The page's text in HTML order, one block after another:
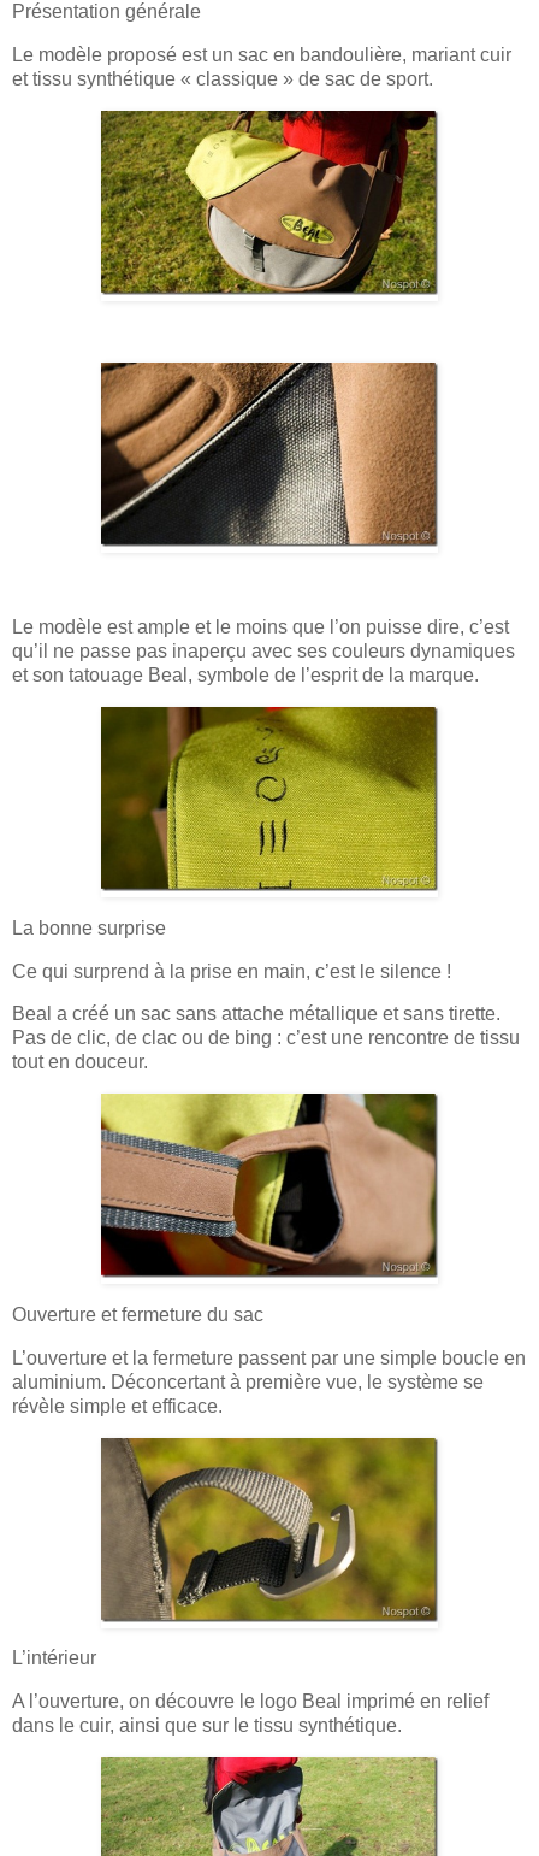
Présentation générale
Le modèle proposé est un sac en bandoulière, mariant cuir
et tissu synthétique « classique » de sac de sport.
Le modèle est ample et le moins que l’on puisse dire, c’est
qu’il ne passe pas inaperçu avec ses couleurs dynamiques
et son tatouage Beal, symbole de l’esprit de la marque.
La bonne surprise
Ce qui surprend à la prise en main, c’est le silence !
Beal a créé un sac sans attache métallique et sans tirette.
Pas de clic, de clac ou de bing : c’est une rencontre de tissu
tout en douceur.
Ouverture et fermeture du sac
L’ouverture et la fermeture passent par une simple boucle en
aluminium. Déconcertant à première vue, le système se
révèle simple et efficace.
L’intérieur
A l’ouverture, on découvre le logo Beal imprimé en relief
dans le cuir, ainsi que sur le tissu synthétique.